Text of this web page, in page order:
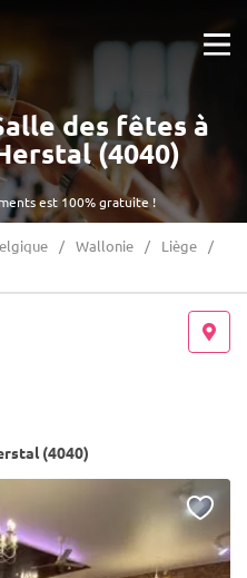
est 100% gratuite !
des fêtes à
(4040)
Wallonie
Liège
(4040)